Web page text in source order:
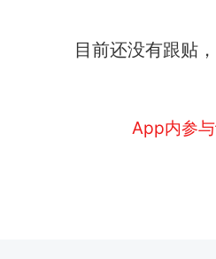
目前还没有跟贴
App内参